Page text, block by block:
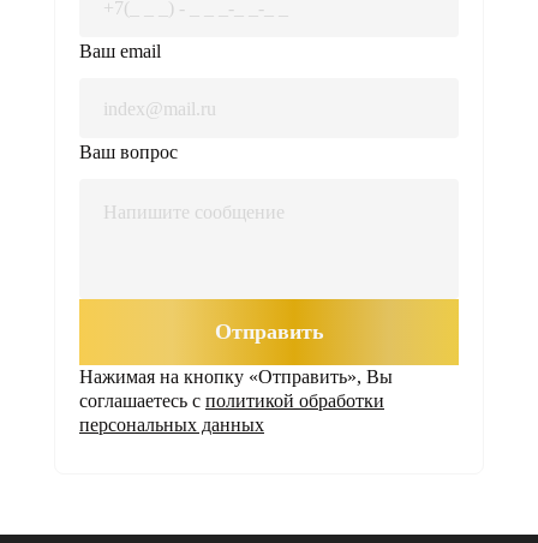
Ваш email
Ваш вопрос
Отправить
Нажимая на кнопку «Отправить», Вы
соглашаетесь с политикой обработки
персональных данных